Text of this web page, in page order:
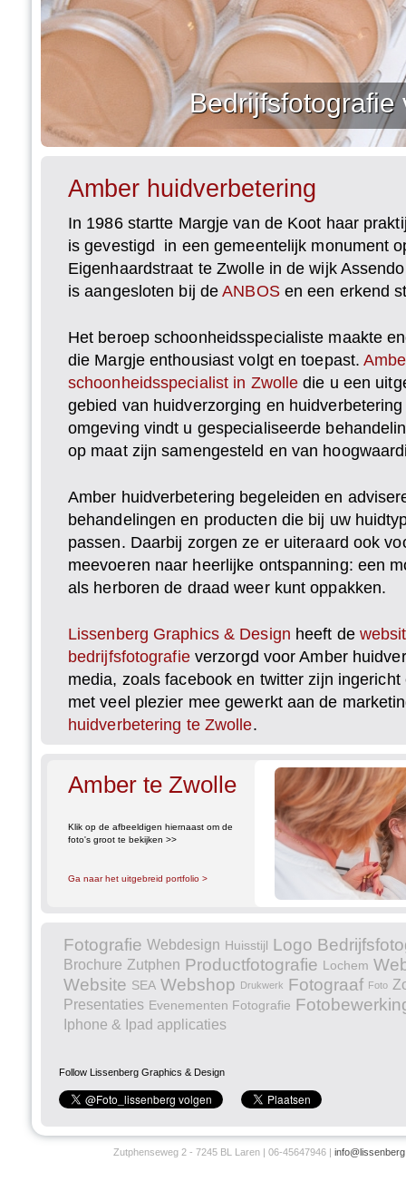
Bedrijfsfotografie
Amber huidverbetering
In 1986 startte Margje van de Koot haar
is gevestigd in een gemeentelijk monument
Eigenhaardstraat te Zwolle in de wijk
is aangesloten bij deANBOSen een erkend
Het beroep schoonheidsspecialiste maakte
die Margje enthousiast volgt en toepast.
schoonheidsspecialist in Zwolle die u een
gebied van huidverzorging en
omgeving vindt u gespecialiseerde
op maat zijn samengesteld en van
Amber huidverbetering begeleiden en
behandelingen en producten die bij uw
passen. Daarbij zorgen ze er uiteraard ook
meevoeren naar heerlijke ontspanning: een
als herboren de draad weer kunt oppakken.
Lissenberg Graphics & Design heeft de
bedrijfsfotografieverzorgd voor Amber
media, zoals facebook en twitter zijn
met veel plezier mee gewerkt aan de
huidverbetering te Zwolle.
Amber te Zwolle
Klik op de afbeeldigen hiernaast om de
foto's groot te bekijken >>
Ga naar het uitgebreid portfolio >
Fotografie Webdesign Huisstijl Logo
Brochure Zutphen Productfotografie Lochem
Website SEA Webshop Drukwerk Fotograaf Foto
Presentaties Evenementen Fotografie
Iphone & Ipad applicaties
Follow Lissenberg Graphics & Design
Zutphenseweg 2 - 7245 BL Laren | 06-45647946 |